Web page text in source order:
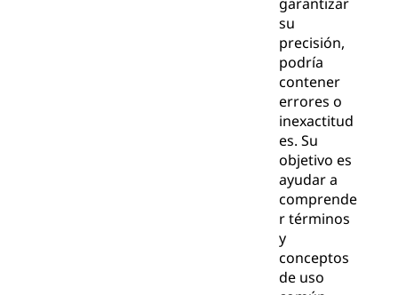
su
precisión,
podría
contener
errores o
inexactitud
es. Su
objetivo es
ayudar a
comprende
r términos
y
conceptos
de uso